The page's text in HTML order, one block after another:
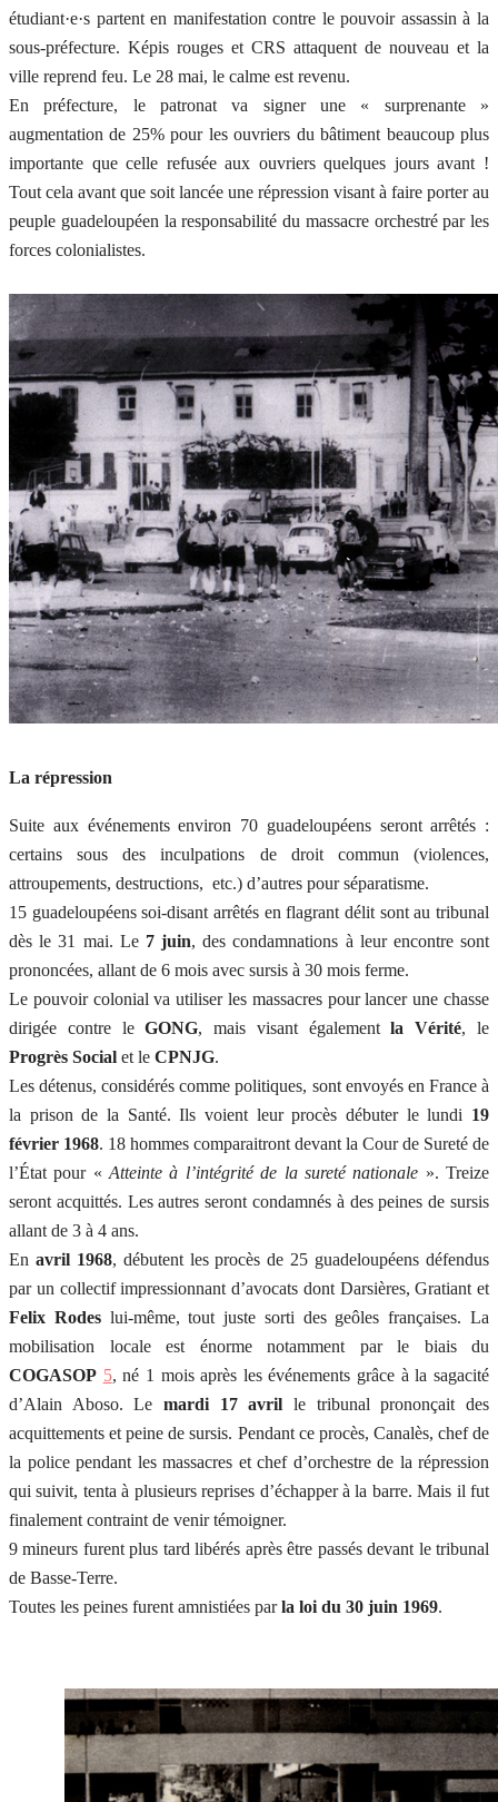
étudiant·e·s partent en manifestation contre le pouvoir assassin à la
sous-préfecture. Képis rouges et CRS attaquent de nouveau et la
ville reprend feu. Le 28 mai, le calme est revenu.
En préfecture, le patronat va signer une « surprenante »
augmentation de 25% pour les ouvriers du bâtiment beaucoup plus
importante que celle refusée aux ouvriers quelques jours avant !
Tout cela avant que soit lancée une répression visant à faire porter au
peuple guadeloupéen la responsabilité du massacre orchestré par les
forces colonialistes.
La répression
Suite aux événements environ 70 guadeloupéens seront arrêtés :
certains sous des inculpations de droit commun (violences,
attroupements, destructions, etc.) d’autres pour séparatisme.
15 guadeloupéens soi-disant arrêtés en flagrant délit sont au tribunal
dès le 31 mai. Le7 juin, des condamnations à leur encontre sont
prononcées, allant de 6 mois avec sursis à 30 mois ferme.
Le pouvoir colonial va utiliser les massacres pour lancer une chasse
dirigée contre leGONG, mais visant égalementla Vérité, le
Progrès Social et le CPNJG.
Les détenus, considérés comme politiques, sont envoyés en France à
la prison de la Santé. Ils voient leur procès débuter le lundi 19
février 1968. 18 hommes comparaitront devant la Cour de Sureté de
l’État pour «Atteinte à l’intégrité de la sureté nationale ». Treize
seront acquittés. Les autres seront condamnés à des peines de sursis
allant de 3 à 4 ans.
En avril 1968, débutent les procès de 25 guadeloupéens défendus
par un collectif impressionnant d’avocats dont Darsières, Gratiant et
Felix Rodeslui-même, tout juste sorti des geôles françaises. La
mobilisation locale est énorme notamment par le biais du
COGASOP 5, né 1 mois après les événements grâce à la sagacité
d’Alain Aboso. Le mardi 17 avril le tribunal prononçait des
acquittements et peine de sursis. Pendant ce procès, Canalès, chef de
la police pendant les massacres et chef d’orchestre de la répression
qui suivit, tenta à plusieurs reprises d’échapper à la barre. Mais il fut
finalement contraint de venir témoigner.
9 mineurs furent plus tard libérés après être passés devant le tribunal
de Basse-Terre.
Toutes les peines furent amnistiées parla loi du 30 juin 1969.